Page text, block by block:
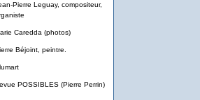
Pierre Leguay, compositeur,
Caredda (photos)
Béjoint, peintre.
POSSIBLES (Pierre Perrin)